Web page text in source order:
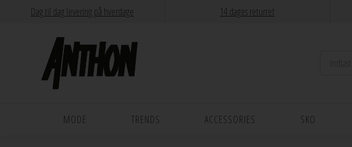
Dag til dag levering på hverdage 14 dages returret
MODE TRENDS ACCESSORIES SKO